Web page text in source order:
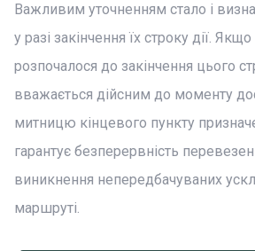
Важливим уточненням стало і
у разі закінчення їх строку дії.
розпочалося до закінчення цього
вважається дійсним до моменту
митницю кінцевого пункту
гарантує безперервність
виникнення непередбачуваних
маршруті.